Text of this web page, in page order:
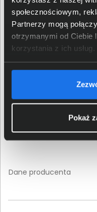
społecznościowym,
Partnerzy mogą
otrzymanymi od Ciebie
korzystania z ich usług.
Pokaż
Szerokość (mm)
Głębokość (mm)
Dodatkowe informacje
Szczegóły
Dane producenta